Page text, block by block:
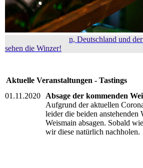
Weine aus Franken, Deutschland und
sehen die Winzer!
Aktuelle Veranstaltungen - Tastings
01.11.2020
Absage der kommenden
Aufgrund der aktuellen
leider die beiden anstehenden
Weismain absagen. Sobald
wir diese natürlich nachholen.